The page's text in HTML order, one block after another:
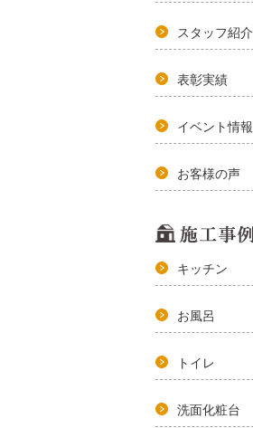
スタッフ紹介
表彰実績
イベント情報
お客様の声
キッチン
お風呂
トイレ
洗面化粧台